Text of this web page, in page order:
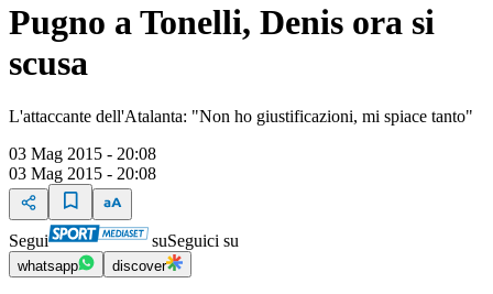
Pugno a Tonelli, Denis ora si
scusa
L'attaccante dell'Atalanta: "Non ho giustificazioni, mi spiace tanto"
03 Mag 2015 - 20:08
03 Mag 2015 - 20:08
Segui suSeguici su
whatsapp discover